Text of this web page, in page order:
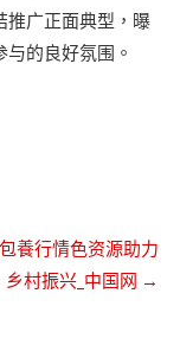
推广正面典型，曝
的良好氛围。
養行情色资源助力
乡村振兴_中国网 →